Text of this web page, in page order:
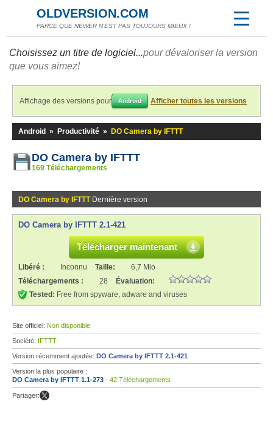
OLDVERSION.COM
PARCE QUE NEWER N'EST PAS TOUJOURS MIEUX !
Choisissez un titre de logiciel...pour dévaloriser la version
que vous aimez!
Affichage des versions pour Android Afficher toutes les versions
Android » Productivité » DO Camera by IFTTT
DO Camera by IFTTT
169 Téléchargements
DO Camera by IFTTTDernière version
DO Camera by IFTTT 2.1-421
Télécharger maintenant
Libéré : Inconnu Taille:
6,7 Mio
Téléchargements :
28
Évaluation:
Tested: Free from spyware, adware and viruses
Site officiel: Non disponible
Société: IFTTT
Version récemment ajoutée: DO Camera by IFTTT 2.1-421
Version la plus populaire :
DO Camera by IFTTT 1.1-273 - 42 Téléchargements
Partager: